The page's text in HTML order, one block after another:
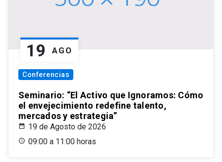
19 AGO
Conferencias
Seminario: “El Activo que Ignoramos: Cómo
el envejecimiento redefine talento,
mercados y estrategia”
19 de Agosto de 2026
09:00 a 11:00 horas